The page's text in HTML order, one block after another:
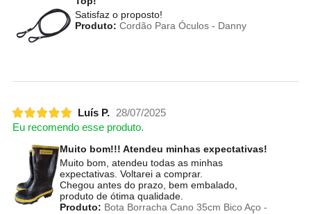
Satisfaz o proposto!
Produto: Cordão Para Óculos - Danny
Luís P.
28/07/2025
Eu recomendo esse produto.
Muito bom!!! Atendeu minhas expectativas!
Muito bom, atendeu todas as minhas
expectativas. Voltarei a comprar.
Chegou antes do prazo, bem embalado,
produto de ótima qualidade.
Produto: Bota Borracha Cano 35cm Bico Aço -